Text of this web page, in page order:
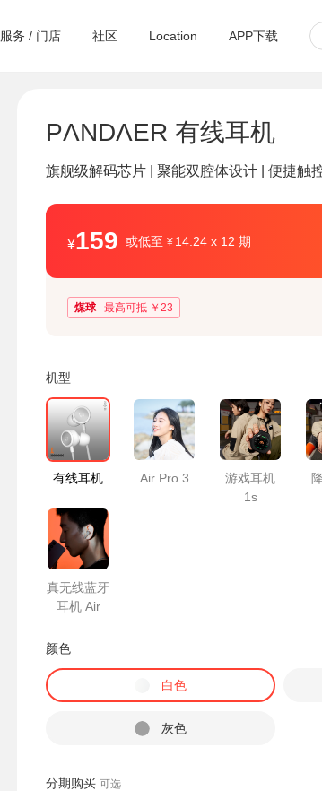
服务 / 门店 社区 Location APP下载
PΛNDΛER 有线耳机
旗舰级解码芯片 | 聚能双腔体设计 | 便捷触
¥159 或低至 ¥ 14.24 x 12 期
煤球 最高可抵 ￥23
机型
有线耳机 Air Pro 3
游戏耳机
1s
真无线蓝牙
耳机 Air
颜色
白色
灰色
分期购买 可选